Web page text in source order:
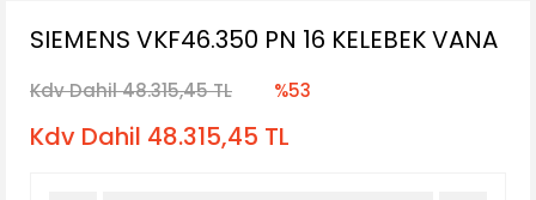
SIEMENS VKF46.350 PN 16 KELEBEK VANA
Kdv Dahil 48.315,45 TL %53
Kdv Dahil 48.315,45 TL